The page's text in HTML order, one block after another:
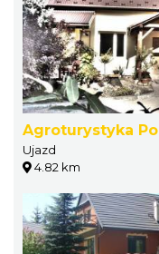
Agroturystyka
Ujazd
4.82 km